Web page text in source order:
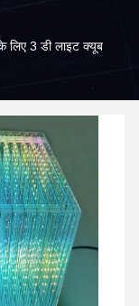
लिए 3 डी लाइट क्यूब